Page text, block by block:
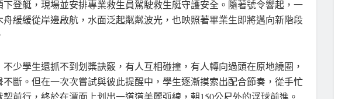
下登艇，現場並安排專業救生員駕駛救生艇守護安全。隨著號令響起，一
舟緩緩從岸邊啟航，水面泛起粼粼波光，也映照著畢業生即將邁向新階段
不少學生還抓不到划槳訣竅，有人互相碰撞，有人轉向過頭在原地繞圈，
不斷。但在一次次嘗試與彼此提醒中，學生逐漸摸索出配合節奏，從手忙